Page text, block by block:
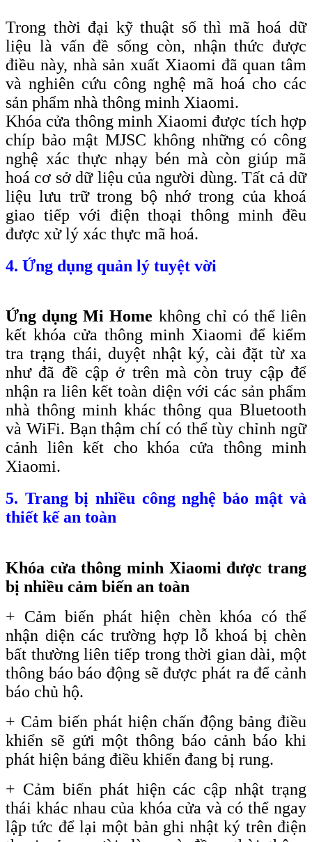
Trong thời đại kỹ thuật số thì mã hoá dữ
liệu là vấn đề sống còn, nhận thức được
điều này, nhà sản xuất Xiaomi đã quan tâm
và nghiên cứu công nghệ mã hoá cho các
sản phẩm nhà thông minh Xiaomi.
Khóa cửa thông minh Xiaomi được tích hợp
chíp bảo mật MJSC không những có công
nghệ xác thực nhạy bén mà còn giúp mã
hoá cơ sở dữ liệu của người dùng. Tất cả dữ
liệu lưu trữ trong bộ nhớ trong của khoá
giao tiếp với điện thoại thông minh đều
được xử lý xác thực mã hoá.
4. Ứng dụng quản lý tuyệt vời
Ứng dụng Mi Home không chỉ có thể liên
kết khóa cửa thông minh Xiaomi để kiểm
tra trạng thái, duyệt nhật ký, cài đặt từ xa
như đã đề cập ở trên mà còn truy cập để
nhận ra liên kết toàn diện với các sản phẩm
nhà thông minh khác thông qua Bluetooth
và WiFi. Bạn thậm chí có thể tùy chỉnh ngữ
cảnh liên kết cho khóa cửa thông minh
Xiaomi.
5. Trang bị nhiều công nghệ bảo mật và
thiết kế an toàn
Khóa cửa thông minh Xiaomi được trang
bị nhiều cảm biến an toàn
+ Cảm biến phát hiện chèn khóa có thể
nhận diện các trường hợp lỗ khoá bị chèn
bất thường liên tiếp trong thời gian dài, một
thông báo báo động sẽ được phát ra để cảnh
báo chủ hộ.
+ Cảm biến phát hiện chấn động bảng điều
khiển sẽ gửi một thông báo cảnh báo khi
phát hiện bảng điều khiển đang bị rung.
+ Cảm biến phát hiện các cập nhật trạng
thái khác nhau của khóa cửa và có thể ngay
lập tức để lại một bản ghi nhật ký trên điện